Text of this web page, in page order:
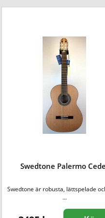
Swedtone Palermo
Swedtone är robusta, lättspelade
...